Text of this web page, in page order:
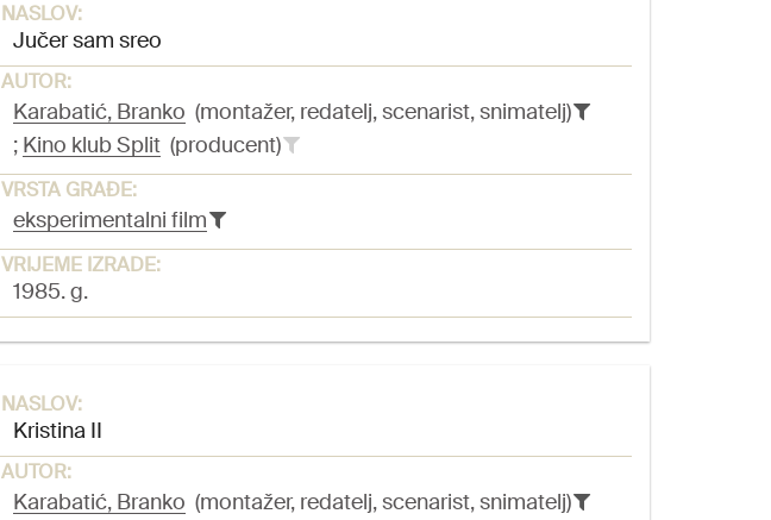
NASLOV:
Jučer sam sreo
AUTOR:
Karabatić, Branko (montažer, redatelj, scenarist, snimatelj)
; Kino klub Split(producent)
VRSTA GRAĐE:
eksperimentalni film
VRIJEME IZRADE:
1985. g.
NASLOV:
Kristina II
AUTOR:
Karabatić, Branko (montažer, redatelj, scenarist, snimatelj)